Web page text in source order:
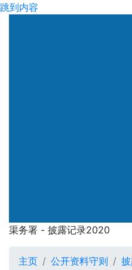
跳到内容
渠务署 - 披露记录2020
渠务署 - 披露
主页 公开资料守则